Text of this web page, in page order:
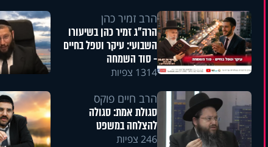
הרב זמיר כהן
הרה"ג זמיר כהן בשיעורו
השבועי: עיקר וטפל בחיים
- סוד השמחה
1314 צפיות
הרב חיים פוקס
סגולת אמת: סגולה
להצלחה במשפט
246 צפיות